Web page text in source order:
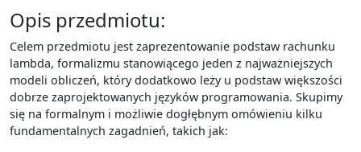
Wyczyść filtry
Opis przedmiotu:
Celem przedmiotu jest zaprezentowanie podstaw rachunku
lambda, formalizmu stanowiącego jeden z najważniejszych
modeli obliczeń, który dodatkowo leży u podstaw większości
dobrze zaprojektowanych języków programowania. Skupimy
się na formalnym i możliwie dogłębnym omówieniu kilku
fundamentalnych zagadnień, takich jak:
[IM] Statystyka z modelami liniowymi
[IM] Theoretical foundations of the analysis of large
data sets
[IM] Wprowadzenie do symulacji i metod Monte Carlo
Innovative Projects by Nokia
Introduction to Linear Optimization